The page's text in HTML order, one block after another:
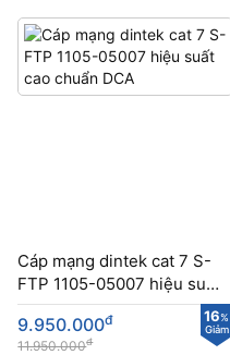
Cáp mạng dintek cat 7 S-
FTP 1105-05007 hiệu suất
cao chuẩn DCA
16%
Giảm
9.950.000đ
11.950.000đ